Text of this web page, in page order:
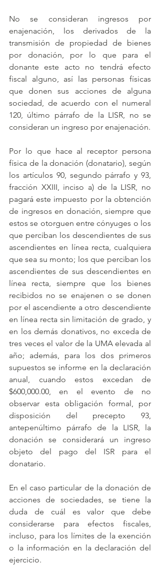
No se consideran ingresos por
enajenación, los derivados de la
transmisión de propiedad de bienes
por donación, por lo que para el
donante este acto no tendrá efecto
fiscal alguno, así las personas físicas
que donen sus acciones de alguna
sociedad, de acuerdo con el numeral
120, último párrafo de la LISR, no se
Por lo que hace al receptor persona
física de la donación (donatario), según
los artículos 90, segundo párrafo y 93,
fracción XXIII, inciso a) de la LISR, no
pagará este impuesto por la obtención
de ingresos en donación, siempre que
estos se otorguen entre cónyuges o los
que perciban los descendientes de sus
ascendientes en línea recta, cualquiera
que sea su monto; los que perciban los
ascendientes de sus descendientes en
línea recta, siempre que los bienes
recibidos no se enajenen o se donen
por el ascendiente a otro descendiente
en línea recta sin limitación de grado, y
en los demás donativos, no exceda de
tres veces el valor de la UMA elevada al
año; además, para los dos primeros
supuestos se informe en la declaración
anual, cuando estos excedan de
$600,000.00, en el evento de no
observar esta obligación formal, por
disposición del precepto 93,
antepenúltimo párrafo de la LISR, la
donación se considerará un ingreso
objeto del pago del ISR para el
donatario.
En el caso particular de la donación de
acciones de sociedades, se tiene la
duda de cuál es valor que debe
considerarse para efectos fiscales,
incluso, para los límites de la exención
o la información en la declaración del
ejercicio.